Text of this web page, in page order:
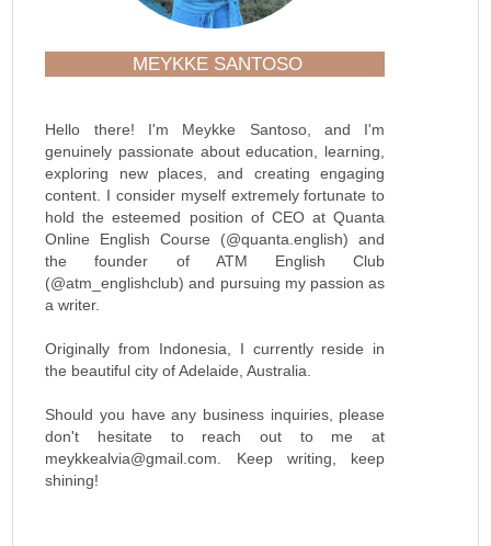
MEYKKE SANTOSO
Hello there! I'm Meykke Santoso, and I'm
genuinely passionate about education, learning,
exploring new places, and creating engaging
content. I consider myself extremely fortunate to
hold the esteemed position of CEO at Quanta
Online English Course (@quanta.english) and
the founder of ATM English Club
(@atm_englishclub) and pursuing my passion as
a writer.
Originally from Indonesia, I currently reside in
the beautiful city of Adelaide, Australia.
Should you have any business inquiries, please
don't hesitate to reach out to me at
meykkealvia@gmail.com. Keep writing, keep
shining!